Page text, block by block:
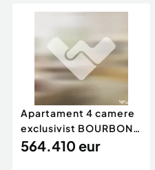
Animale de companie
Afaceri și echipamente
Inchiriere Bunuri si
Utilaje agricole si
Piese auto si accesorii
Dacia Duster
Apartament 4 camere
exclusivist BOURBON
ROSE I Iancu Nicolae
564.410 eur